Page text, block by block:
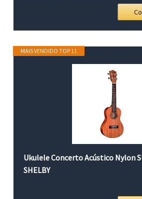
MAIS VENDIDO TOP 11
Ukulele Concerto Acústico Nylon
SHELBY